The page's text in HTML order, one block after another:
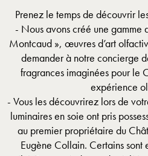
Prenez le temps de découvrir
- Nous avons créé une gamme
Montcaud », œuvres d’art
demander à notre concierge
fragrances imaginées pour le
expérience
- Vous les découvrirez lors de
luminaires en soie ont pris
au premier propriétaire du
Eugène Collain. Certains